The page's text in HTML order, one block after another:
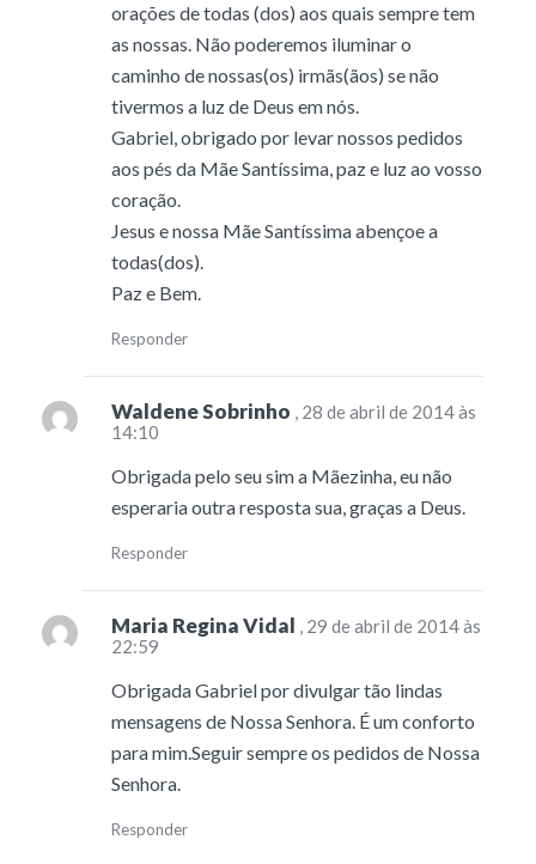
orações de todas (dos) aos quais sempre tem
as nossas. Não poderemos iluminar o
caminho de nossas(os) irmãs(ãos) se não
tivermos a luz de Deus em nós.
Gabriel, obrigado por levar nossos pedidos
aos pés da Mãe Santíssima, paz e luz ao vosso
coração.
Jesus e nossa Mãe Santíssima abençoe a
todas(dos).
Paz e Bem.
Responder
Waldene Sobrinho , 28 de abril de 2014 às
14:10
Obrigada pelo seu sim a Mãezinha, eu não
esperaria outra resposta sua, graças a Deus.
Responder
Maria Regina Vidal , 29 de abril de 2014 às
22:59
Obrigada Gabriel por divulgar tão lindas
mensagens de Nossa Senhora. É um conforto
para mim.Seguir sempre os pedidos de Nossa
Senhora.
Responder